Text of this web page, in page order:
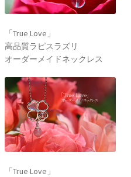
「True Love」
高品質ラピスラズリ
オーダーメイドネックレス
「True Love」